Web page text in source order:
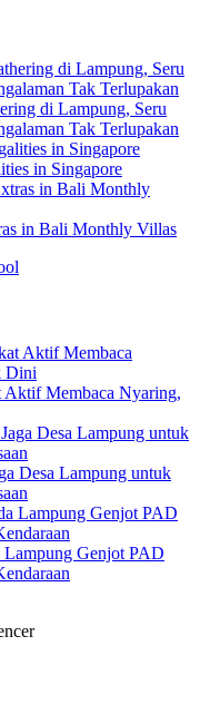
di Lampung, Seru
Tak Terlupakan
in Singapore
in Bali Monthly Villas
Aktif Membaca Nyaring,
Desa Lampung untuk
Lampung Genjot PAD